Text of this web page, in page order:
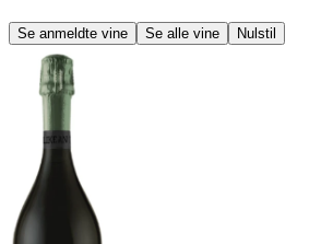
Se anmeldte vine Se alle vine Nulstil